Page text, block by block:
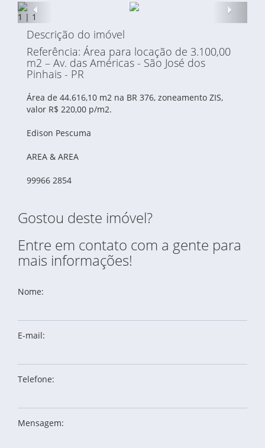
Anterior
1 | 1
Descrição do imóvel
Referência: Área para locação de 3.100,00
m2 – Av. das Américas - São José dos
Pinhais - PR
Área de 44.616,10 m2 na BR 376, zoneamento ZIS,
valor R$ 220,00 p/m2.
Edison Pescuma
AREA & AREA
99966 2854
Gostou deste imóvel?
Entre em contato com a gente para
mais informações!
Nome:
E-mail:
Telefone:
Mensagem: